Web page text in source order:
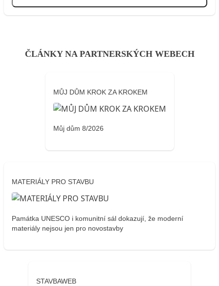
ČLÁNKY NA PARTNERSKÝCH WEBECH
MŮJ DŮM KROK ZA KROKEM
Můj dům 8/2026
MATERIÁLY PRO STAVBU
Památka UNESCO i komunitní sál dokazují, že moderní
materiály nejsou jen pro novostavby
STAVBAWEB